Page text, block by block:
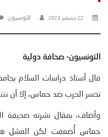
22 ديسمبر، 2023 التونسيون
التونسيون- صحافة دولية
قال أستاذ دراسات السلام
تخسر الحرب ضد حماس، إلا أن
وأضاف، بمقال نشرته صحيفة
حماس أُضعفت لكن الفشل هو